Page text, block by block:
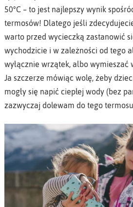
50°C – to jest najlepszy wynik
termosów! Dlatego jeśli
warto przed wycieczką zastanowić
wychodzicie i w zależności od tego
wyłącznie wrzątek, albo wymieszać
Ja szczerze mówiąc wolę, żeby
mogły się napić ciepłej wody (bez
zazwyczaj dolewam do tego